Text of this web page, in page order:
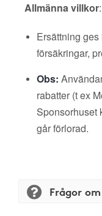
Allmänna villkor:
Ersättning
försäkringar,
Obs:
rabatter (t ex
Sponsorhuset
går förlorad.
Frågor